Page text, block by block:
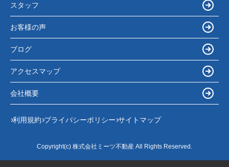
スタッフ
お客様の声
ブログ
アクセスマップ
会社概要
利用規約 プライバシーポリシー サイトマップ
Copyright(c) 株式会社ミーツ不動産 All Rights Reserved.